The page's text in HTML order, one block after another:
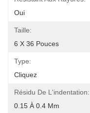
Oui
Taille:
6 X 36 Pouces
Type:
Cliquez
Résidu De L'indentation:
0.15 À 0.4 Mm